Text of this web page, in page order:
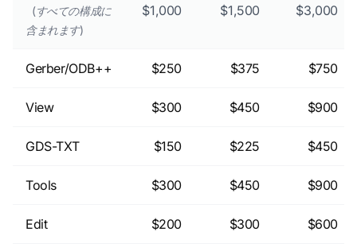
(すべての構成に
含まれます)
$1,000 $1,500 $3,000
Gerber/ODB++ $250 $375 $750
View $300 $450 $900
GDS-TXT $150 $225 $450
Tools $300 $450 $900
Edit $200 $300 $600